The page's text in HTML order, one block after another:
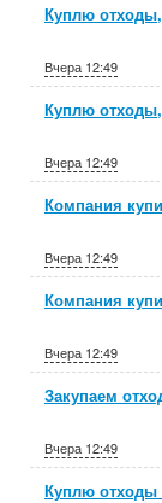
Куплю
Вчера 12:49
Куплю
Вчера 12:49
Компания
Вчера 12:49
Компания
Вчера 12:49
Закупаем
Вчера 12:49
Куплю отходы